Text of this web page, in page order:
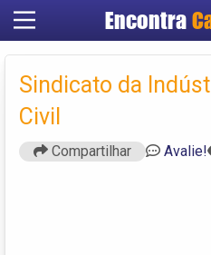
Encontra
Sindicato da
Civil
Compartilhar Avalie!